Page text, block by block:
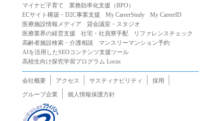
（９）法令違反、犯罪行為、または公序良俗に反する行為
（１０）暴力的な要求行為、または法的な責任を超えた不
当な要求行為
（１１）その他当社が不適切であると判断する行為
２.当社は、前項の定めに該当する行為を行った利用者に対
の提供を停止または中断することができるものとします。
第５条（免責）
１.当社は、本サービスの利用（これらに伴う当社または第
三者の情報提供行為等を含みます）により、利用者に生じ
マイナビ子育て
業務効率化支援（BPO）
ECサイト構築・D2C事業支援
My CareerStudy
My CareerID
医療施設情報メディア
貸会議室・スタジオ
医療業界の経営支援
社宅・社員寮手配
リファレンスチェック
高齢者施設検索・介護相談
マンスリーマンション予約
AIを活用したSEOコンテンツ支援ツール
高校生向け探究学習プログラム Locus
会社概要 アクセス サスティナビリティ
採用
グループ企業
個人情報保護方針